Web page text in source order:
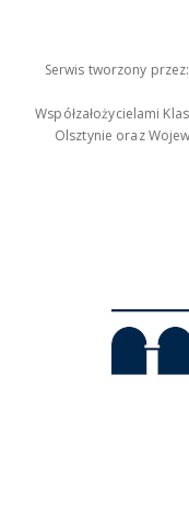
Serwis tworzony
Współzałożycielami
Olsztynie oraz